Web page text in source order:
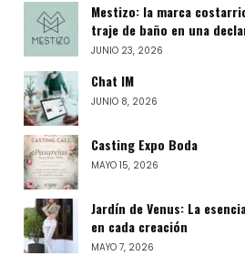
Mestizo: la marca
traje de baño en una
JUNIO 23, 2026
Chat IM
JUNIO 8, 2026
Casting Expo Boda
MAYO 15, 2026
Jardín de Venus: La
en cada creación
MAYO 7, 2026